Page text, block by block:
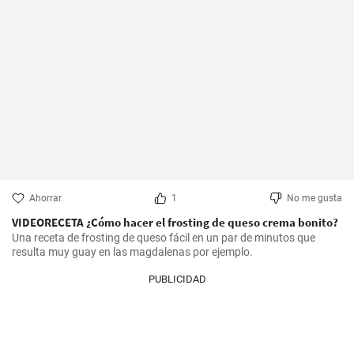
Ahorrar 1 No me gusta
VIDEORECETA ¿Cómo hacer el frosting de queso crema bonito?
Una receta de frosting de queso fácil en un par de minutos que
resulta muy guay en las magdalenas por ejemplo.
PUBLICIDAD